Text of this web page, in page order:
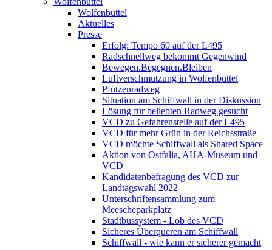
Wolfenbüttel
Aktuelles
Presse
Erfolg: Tempo 60 auf der L495
Radschnellweg bekommt Gegenwind
Bewegen.Begegnen.Bleiben
Luftverschmutzung in Wolfenbüttel
Pfützenradweg
Situation am Schiffwall in der Diskussion
Lösung für beliebten Radweg gesucht
VCD zu Gefahrenstelle auf der L495
VCD für mehr Grün in der Reichsstraße
VCD möchte Schiffwall als Shared Space
Aktion von Ostfalia, AHA-Museum und
VCD
Kandidatenbefragung des VCD zur
Landtagswahl 2022
Unterschriftensammlung zum
Meescheparkplatz
Stadtbussystem - Lob des VCD
Sicheres Überqueren am Schiffwall
Schiffwall - wie kann er sicherer gemacht